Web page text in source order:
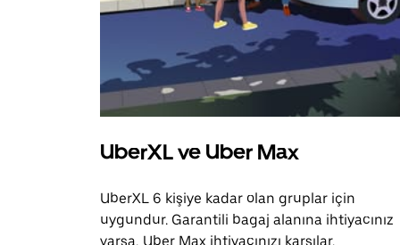
UberXL ve Uber Max
UberXL 6 kişiye kadar olan gruplar için
uygundur. Garantili bagaj alanına ihtiyacınız
varsa, Uber Max ihtiyacınızı karşılar.